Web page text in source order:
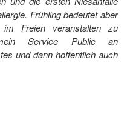
Frühling bedeutet aber
Freien veranstalten zu
Service Public an
und dann hoffentlich auch